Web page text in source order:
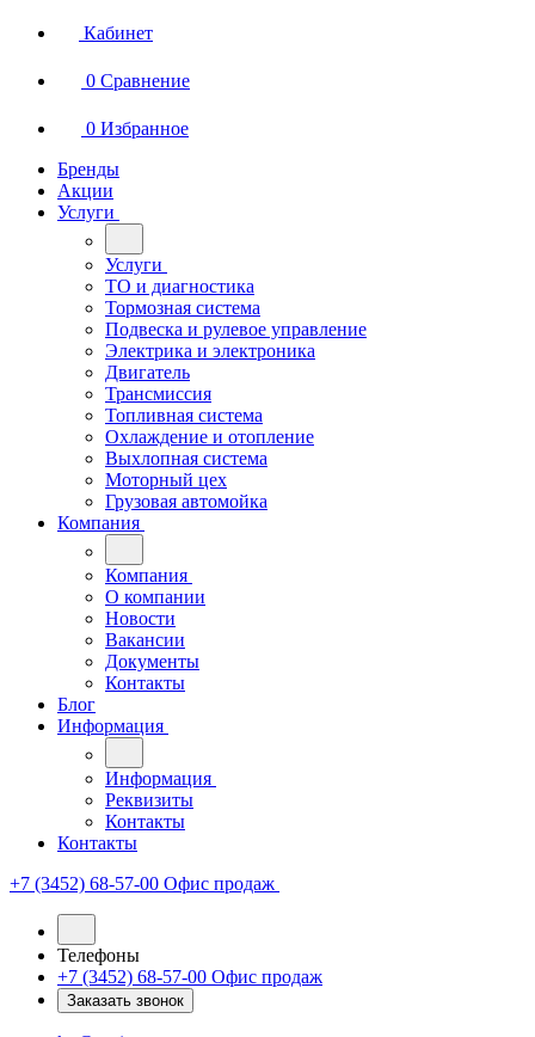
Кабинет
0 Сравнение
0 Избранное
Бренды
Акции
Услуги
Услуги
ТО и диагностика
Тормозная система
Подвеска и рулевое управление
Электрика и электроника
Двигатель
Трансмиссия
Топливная система
Охлаждение и отопление
Выхлопная система
Моторный цех
Грузовая автомойка
Компания
Компания
О компании
Новости
Вакансии
Документы
Контакты
Блог
Информация
Информация
Реквизиты
Контакты
Контакты
+7 (3452) 68-57-00 Офис продаж
Телефоны
+7 (3452) 68-57-00 Офис продаж
Заказать звонок